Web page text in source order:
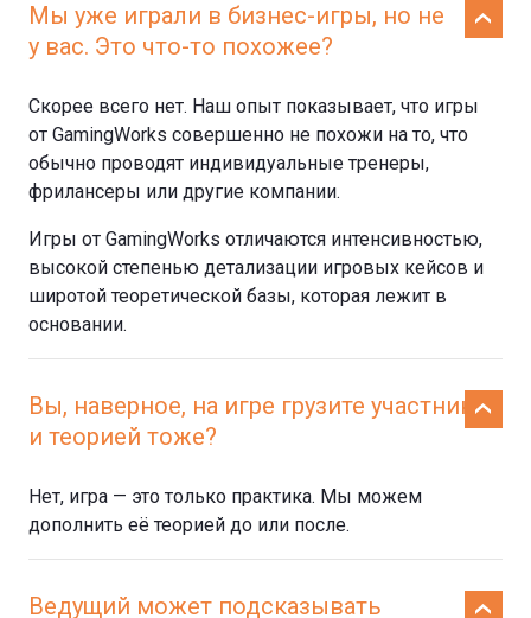
Мы уже играли в бизнес-игры, но не
у вас. Это что-то похожее?
Скорее всего нет. Наш опыт показывает, что игры
от GamingWorks совершенно не похожи на то, что
обычно проводят индивидуальные тренеры,
фрилансеры или другие компании.
Игры от GamingWorks отличаются интенсивностью,
высокой степенью детализации игровых кейсов и
широтой теоретической базы, которая лежит в
основании.
Вы, наверное, на игре грузите участников
и теорией тоже?
Нет, игра — это только практика. Мы можем
дополнить её теорией до или после.
Ведущий может подсказывать